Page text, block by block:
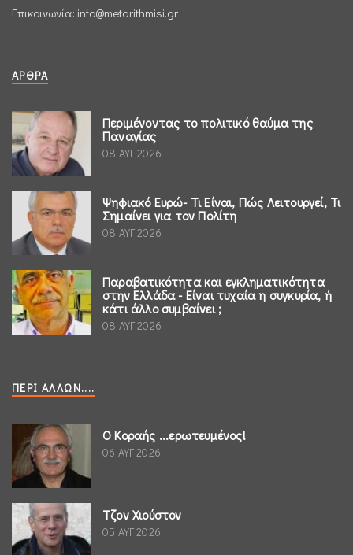
Επικοινωνία: info@metarithmisi.gr
ΆΡΘΡΑ
Περιμένοντας το πολιτικό θαύμα της
Παναγίας
08 ΑΥΓ 2026
Ψηφιακό Ευρώ- Τι Είναι, Πώς Λειτουργεί, Τι
Σημαίνει για τον Πολίτη
08 ΑΥΓ 2026
Παραβατικότητα και εγκληματικότητα
στην Ελλάδα - Είναι τυχαία η συγκυρία, ή
κάτι άλλο συμβαίνει ;
08 ΑΥΓ 2026
ΠΕΡΊ ΆΛΛΩΝ....
Ο Κοραής ...ερωτευμένος!
06 ΑΥΓ 2026
Τζον Χιούστον
05 ΑΥΓ 2026